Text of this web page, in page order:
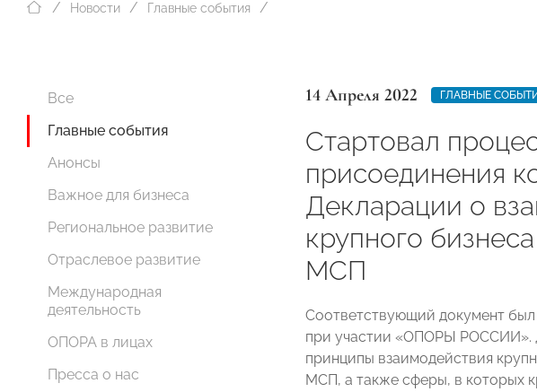
Новости Главные события
Все
Главные события
Анонсы
Важное для бизнеса
Региональное развитие
Отраслевое развитие
Международная
деятельность
ОПОРА в лицах
Пресса о нас
14 Апреля 2022 ГЛАВНЫЕ
Стартовал
присоединения
Декларации о
крупного
МСП
Соответствующий документ
при участии «ОПОРЫ РОССИИ».
принципы взаимодействия
МСП, а также сферы, в которых